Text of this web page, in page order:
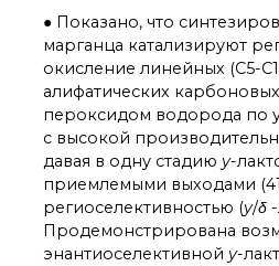
Конкурсы вакантных
должностей
История ВХК РАН
Преподавательский
состав
Достижения
● Показано, что
марганца катализируют
окисление линейных (C5-
алифатических
пероксидом водорода по
с высокой
давая в одну стадию у-
приемлемыми выходами
региоселективностью (у/δ
Продемонстрирована
энантиоселективной у-